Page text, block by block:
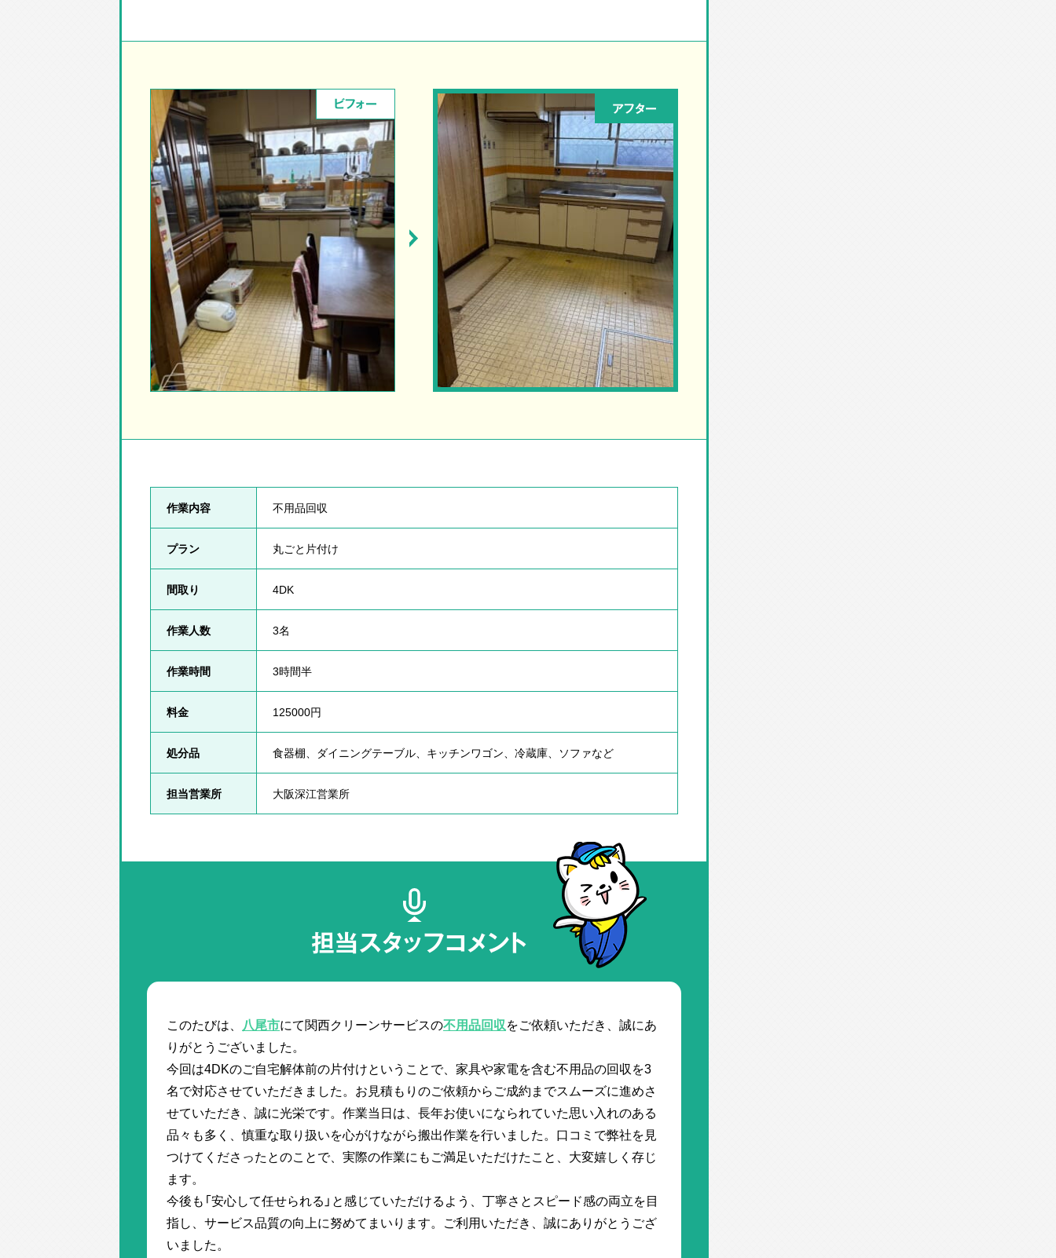
ビフォー アフター
作業内容 不用品回収
プラン 丸ごと片付け
間取り 4DK
作業人数 3名
作業時間 3時間半
料金 125000円
処分品 食器棚、ダイニングテーブル、キッチンワゴン、冷蔵庫、ソファなど
担当営業所 大阪深江営業所
担当スタッフコメント
このたびは、 八尾市にて関西クリーンサービスの不用品回収をご依頼いただき、誠にあ
りがとうございました。
今回は4DKのご自宅解体前の片付けということで、家具や家電を含む不用品の回収を3
名で対応させていただきました。お見積もりのご依頼からご成約までスムーズに進めさ
せていただき、誠に光栄です。作業当日は、長年お使いになられていた思い入れのある
品々も多く、慎重な取り扱いを心がけながら搬出作業を行いました。口コミで弊社を見
つけてくださったとのことで、実際の作業にもご満足いただけたこと、大変嬉しく存じ
ます。
今後も「安心して任せられる」と感じていただけるよう、丁寧さとスピード感の両立を目
指し、サービス品質の向上に努めてまいります。ご利用いただき、誠にありがとうござ
いました。